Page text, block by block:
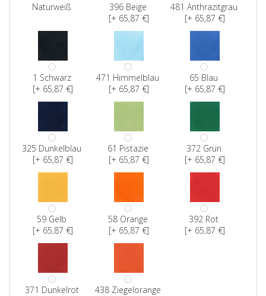
Naturweiß
396 Beige
[+ 65,87 €]
481 Anthrazitgrau
[+ 65,87 €]
1 Schwarz
[+ 65,87 €]
471 Himmelblau
[+ 65,87 €]
65 Blau
[+ 65,87 €]
325 Dunkelblau
[+ 65,87 €]
61 Pistazie
[+ 65,87 €]
372 Grün
[+ 65,87 €]
59 Gelb
[+ 65,87 €]
58 Orange
[+ 65,87 €]
392 Rot
[+ 65,87 €]
371 Dunkelrot
438 Ziegelorange